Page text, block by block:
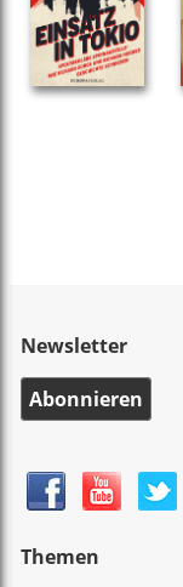
Newsletter
Abonnieren
Themen